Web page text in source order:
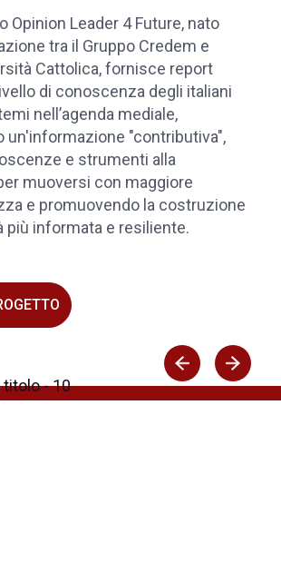
Opinion Leader 4 Future, nato
tra il Gruppo Credem e
Cattolica, fornisce report
di conoscenza degli italiani
nell’agenda mediale,
un'informazione "contributiva",
e strumenti alla
muoversi con maggiore
e promuovendo la costruzione
più informata e resiliente.